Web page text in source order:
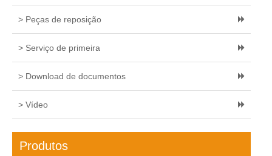
> Peças de reposição
> Serviço de primeira
> Download de documentos
> Vídeo
Produtos